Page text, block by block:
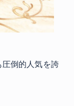
倒的人気を誇